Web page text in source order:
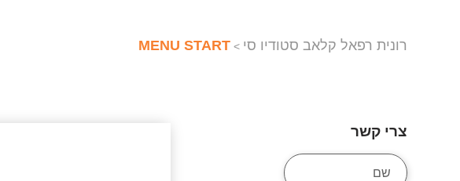
רונית רפאל קלאב סטודיו סי >
MENU START
צרי קשר